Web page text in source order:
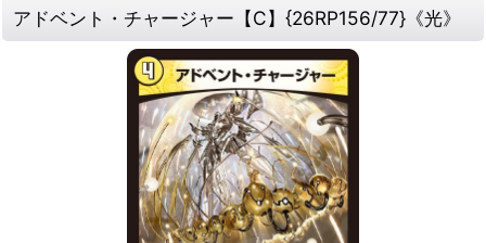
アドベント・チャージャー【C】{26RP156/77}《光》